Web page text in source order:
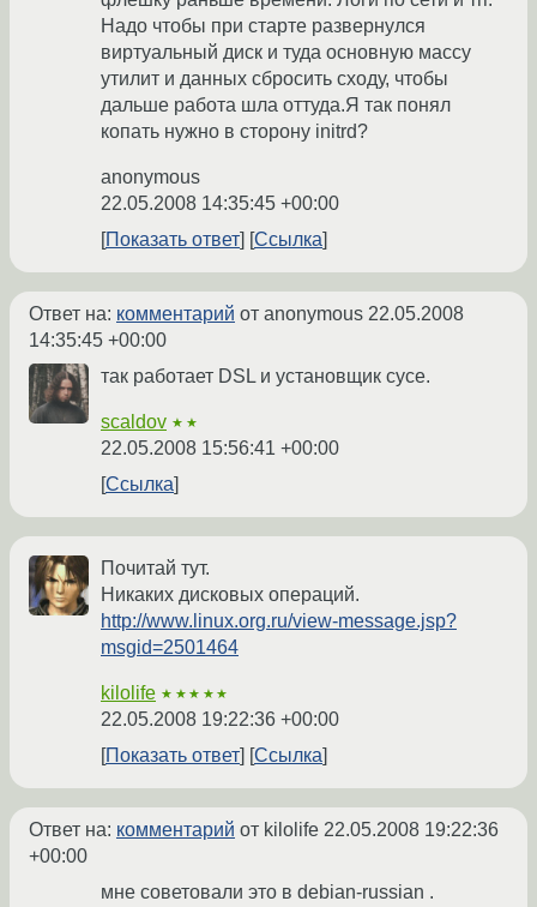
Надо чтобы при старте развернулся
виртуальный диск и туда основную массу
утилит и данных сбросить сходу, чтобы
дальше работа шла оттуда.Я так понял
копать нужно в сторону initrd?
anonymous
22.05.2008 14:35:45 +00:00
Показать ответ
Ссылка
Ответ на: комментарий от anonymous 22.05.2008
14:35:45 +00:00
так работает DSL и установщик сусе.
scaldov ★★
22.05.2008 15:56:41 +00:00
Ссылка
Почитай тут.
Никаких дисковых операций.
http://www.linux.org.ru/view-message.jsp?
msgid=2501464
kilolife ★★★★★
22.05.2008 19:22:36 +00:00
Показать ответ
Ссылка
Ответ на: комментарий от kilolife 22.05.2008 19:22:36
+00:00
мне советовали это в debian-russian .